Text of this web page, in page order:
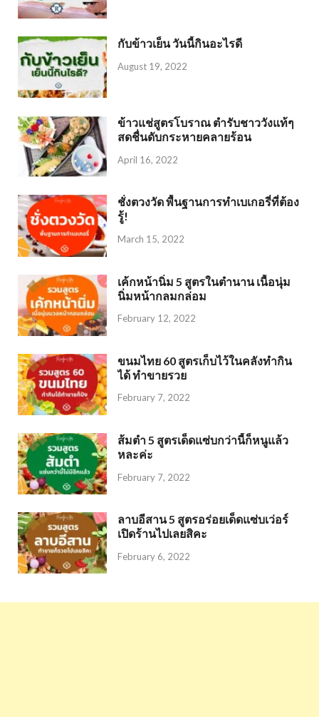
กับข้าวเย็น วันนี้กินอะไรดี
August 19, 2022
ข้าวแช่สูตรโบราณ ตำรับชาววังแท้ๆ
สดชื่นดับกระหายคลายร้อน
April 16, 2022
ชั่งตวงวัด พื้นฐานการทำเบเกอรี่ที่ต้อง
รู้!
March 15, 2022
เค้กหน้านิ่ม 5 สูตรในตำนาน เนื้อนุ่ม
นิ่มหน้ากลมกล่อม
February 12, 2022
ขนมไทย 60 สูตรเก็บไว้ในคลังทำกิน
ได้ ทำขายรวย
February 7, 2022
ส้มตำ 5 สูตรเด็ดแซ่บกว่านี้ก็หนูแล้ว
หละค่ะ
February 7, 2022
ลาบอีสาน 5 สูตรอร่อยเด็ดแซ่บเว่อร์
เปิดร้านไปเลยสิคะ
February 6, 2022